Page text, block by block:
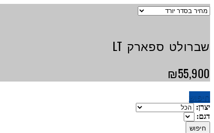
שברולט ספארק LT
₪55,900
חיפוש
יצרן:
דגם:
חיפוש